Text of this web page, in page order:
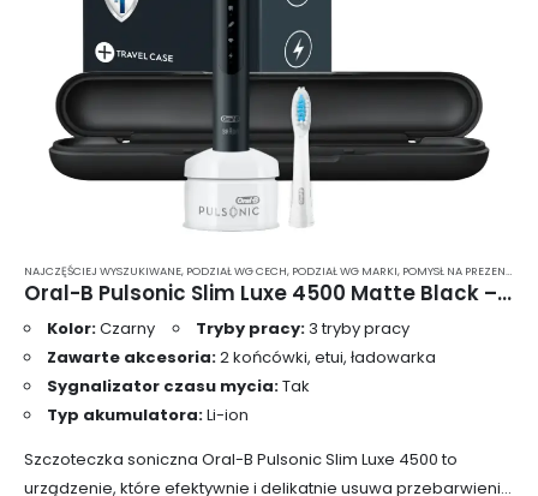
NAJCZĘŚCIEJ WYSZUKIWANE, PODZIAŁ WG CECH, PODZIAŁ WG MARKI, POMYSŁ NA PREZENT
Oral-B Pulsonic Slim Luxe 4500 Matte Black – szczoteczka soniczna do zębów
Kolor:Czarny Tryby pracy:3 tryby pracy
Zawarte akcesoria:2 końcówki, etui, ładowarka
Sygnalizator czasu mycia:Tak
Typ akumulatora:Li-ion
Szczoteczka soniczna Oral-B Pulsonic Slim Luxe 4500 to
urządzenie, które efektywnie i delikatnie usuwa przebarwienia